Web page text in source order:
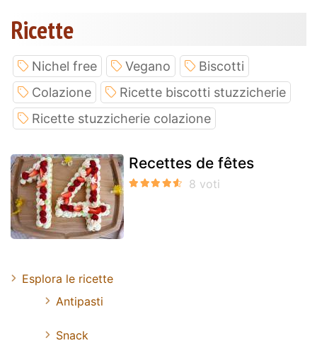
Ricette
Nichel free Vegano
Biscotti
Colazione
Ricette biscotti stuzzicherie
Ricette stuzzicherie colazione
Recettes de fêtes
Esplora le ricette
Antipasti
Snack